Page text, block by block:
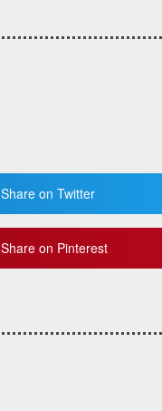
Share on Twitter
Share on Pinterest